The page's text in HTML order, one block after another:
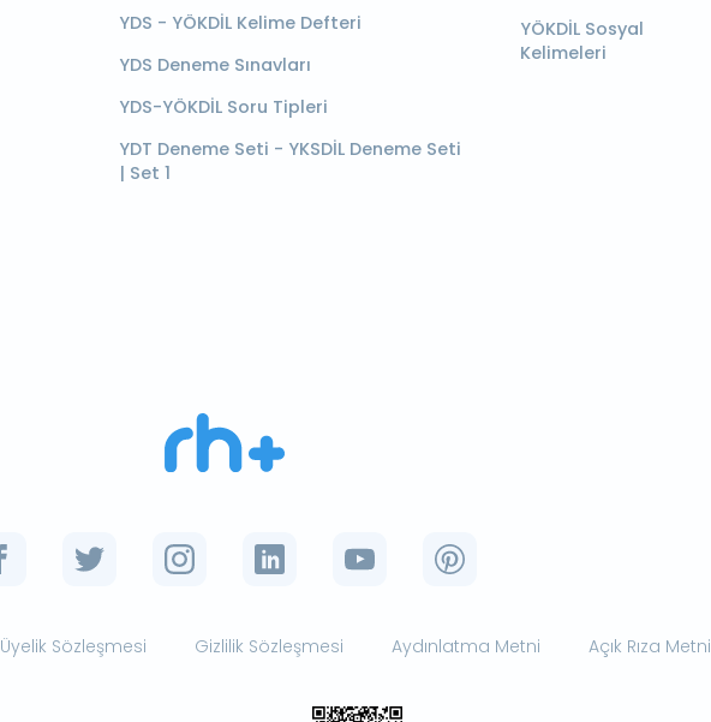
YDS - YÖKDİL Kelime Defteri
YDS Deneme Sınavları
YDS-YÖKDİL Soru Tipleri
YDT Deneme Seti - YKSDİL Deneme Seti
| Set 1
YÖKDİL Sosyal
Kelimeleri
Üyelik Sözleşmesi Gizlilik Sözleşmesi Aydınlatma Metni Açık Rıza Metni